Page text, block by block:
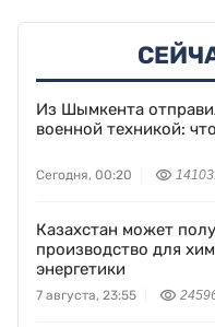
Из Шымкента
военной техникой:
Сегодня, 00:20
Казахстан может
производство для
энергетики
7 августа, 23:55